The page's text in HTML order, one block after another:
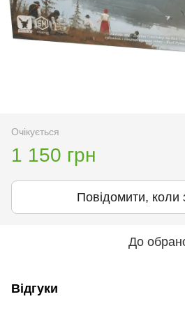
Очікується
1 150 грн
Повідомити, коли
До
Відгуки